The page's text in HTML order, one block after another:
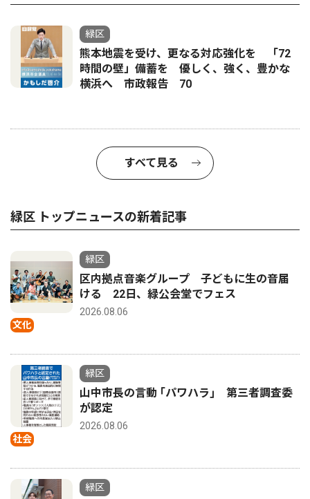
緑区
熊本地震を受け、更なる対応強化を 「72
時間の壁」備蓄を 優しく、強く、豊かな
横浜へ 市政報告 70
すべて見る
緑区 トップニュースの新着記事
文化
緑区
区内拠点音楽グループ 子どもに生の音届
ける 22日、緑公会堂でフェス
2026.08.06
社会
緑区
山中市長の言動 ｢パワハラ｣ 第三者調査委
が認定
2026.08.06
緑区